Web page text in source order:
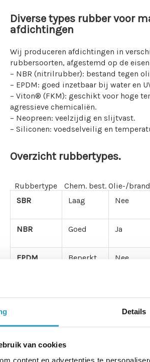
Details
van cookies
content en advertenties te
Diverse types rubber voor
afdichtingen
Wij produceren afdichtingen in
rubbersoorten, afgestemd op de
– NBR (nitrilrubber): bestand tegen
– EPDM: goed inzetbaar bij water en
– Viton® (FKM): geschikt voor hoge
agressieve chemicaliën.
– Neopreen: veelzijdig en slijtvast.
– Siliconen: voedselveilig en
Overzicht rubbertypes.
Rubbertype Chem. best. Olie-/
SBR
Laag Nee
NBR Goed Ja
EPDM Beperkt Nee
Ja
Neopreen